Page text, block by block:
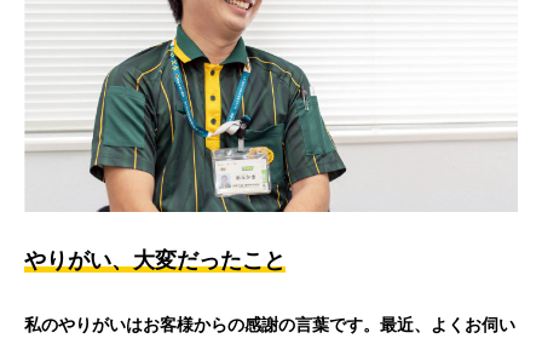
やりがい、大変だったこと
私のやりがいはお客様からの感謝の言葉です。最近、よくお伺い